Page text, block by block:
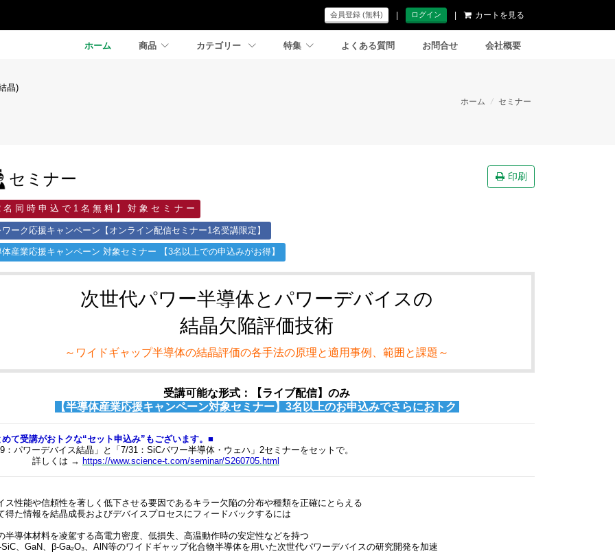
会員登録 (無料) | ログイン | カートを見る
ホーム 商品 カテゴリー 特集 よくある質問 お問合せ 会社概要
晶)
ホーム / セミナー
セミナー 印刷
名 同 時 申 込 で 1 名 無 料 】 対 象 セ ミ ナ ー
ワーク応援キャンペーン【オンライン配信セミナー1名受講限定】
体産業応援キャンペーン 対象セミナー 【3名以上での申込みがお得】
次世代パワー半導体とパワーデバイスの
結晶欠陥評価技術
～ワイドギャップ半導体の結晶評価の各手法の原理と適用事例、範囲と課題～
受講可能な形式：【ライブ配信】のみ
【半導体産業応援キャンペーン対象セミナー】3名以上のお申込みでさらにおトク
て受講がおトクな“セット申込み”もございます。■
：パワーデバイス結晶」と「7/31：SiCパワー半導体・ウェハ」2セミナーをセットで。
くは → https://www.science-t.com/seminar/S260705.html
ス性能や信頼性を著しく低下させる要因であるキラー欠陥の分布や種類を正確にとらえる
得た情報を結晶成長およびデバイスプロセスにフィードバックするには
半導体材料を凌駕する高電力密度、低損失、高温動作時の安定性などを持つ
、GaN、β-Ga₂O₃、AlN等のワイドギャップ化合物半導体を用いた次世代パワーデバイスの研究開発を加速